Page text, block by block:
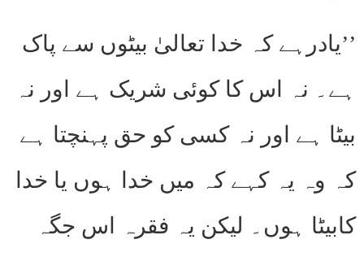
’’یادرہے کہ خدا تعالیٰ بیٹوں سے پاک
ہے۔ نہ اس کا کوئی شریک ہے اور نہ
بیٹا ہے اور نہ کسی کو حق پہنچتا ہے
کہ وہ یہ کہے کہ میں خدا ہوں یا خدا
کابیٹا ہوں۔ لیکن یہ فقرہ اس جگہ